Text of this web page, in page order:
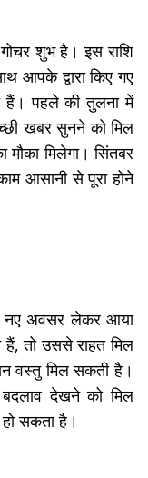
शुभ है। इस राशि
आपके द्वारा किए गए
हैं। पहले की तुलना में
खबर सुनने को मिल
मिलेगा। सिंतबर
आसानी से पूरा होने
नए अवसर लेकर आया
तो उससे राहत मिल
वस्तु मिल सकती है।
बदलाव देखने को मिल
सकता है।